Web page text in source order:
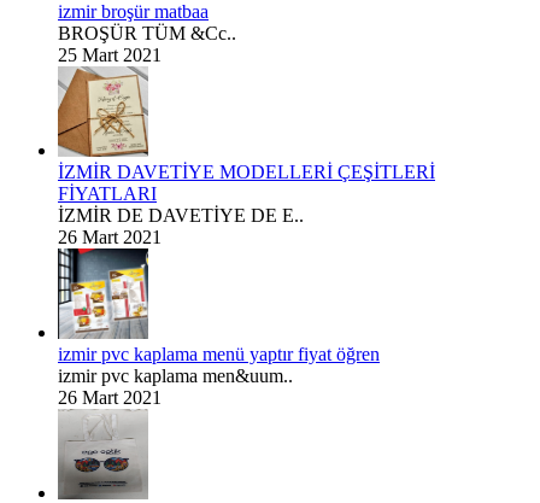
izmir broşür matbaa
BROŞÜR TÜM &Cc..
25 Mart 2021
İZMİR DAVETİYE MODELLERİ ÇEŞİTLERİ
FİYATLARI
İZMİR DE DAVETİYE DE E..
26 Mart 2021
izmir pvc kaplama menü yaptır fiyat öğren
izmir pvc kaplama men&uum..
26 Mart 2021